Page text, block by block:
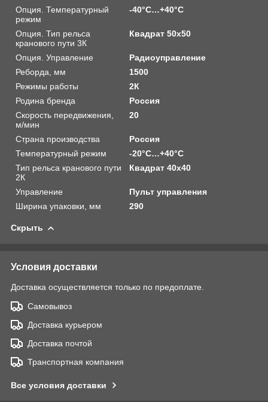
Опция. Температурный
режим
-40°C…+40°C
Опция. Тип рельса
кранового пути 3К
Квадрат 50х50
Опция. Управление
Радиоуправление
Реборда, мм
1500
Режимы работы
2К
Родина бренда
Россия
Скорость передвижения,
м/мин
20
Страна производства
Россия
Температурный режим
-20°C…+40°C
Тип рельса кранового пути
2К
Квадрат 40х40
Управление
Пульт управления
Ширина упаковки, мм
290
Скрыть
Условия доставки
Доставка осуществляется только по предоплате.
Самовывоз
Доставка курьером
Доставка почтой
Транспортная компания
Все условия доставки